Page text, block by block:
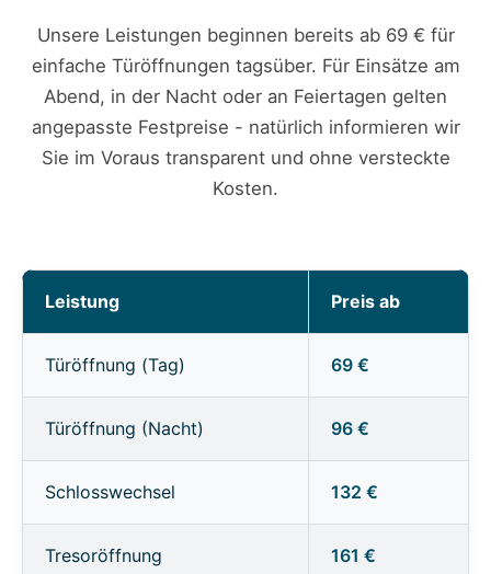
Unsere Leistungen beginnen bereits ab 69 € für
einfache Türöffnungen tagsüber. Für Einsätze am
Abend, in der Nacht oder an Feiertagen gelten
angepasste Festpreise - natürlich informieren wir
Sie im Voraus transparent und ohne versteckte
Kosten.
Leistung Preis ab
Türöffnung (Tag) 69 €
Türöffnung (Nacht) 96 €
Schlosswechsel 132 €
Tresoröffnung 161 €